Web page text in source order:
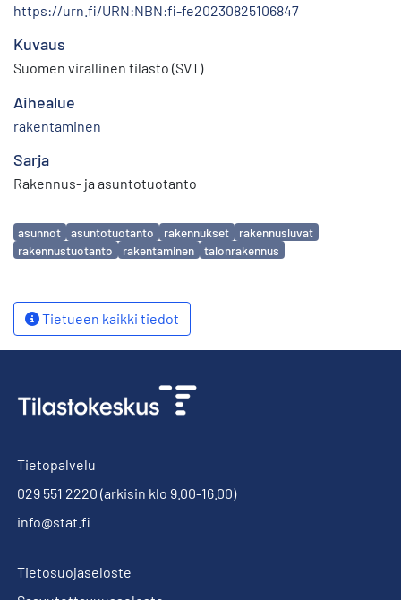
https://urn.fi/URN:NBN:fi-fe20230825106847
Kuvaus
Suomen virallinen tilasto (SVT)
Aihealue
rakentaminen
Sarja
Rakennus- ja asuntotuotanto
Avainsanat
asunnot asuntotuotanto rakennukset
rakennusluvat
rakennustuotanto
rakentaminen talonrakennus
Tietueen kaikki tiedot
Tietopalvelu
029 551 2220 (arkisin klo 9.00-16.00)
info@stat.fi
Tietosuojaseloste